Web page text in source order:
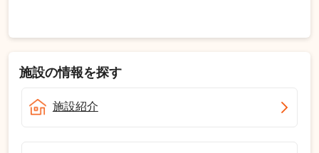
施設の情報を探す
施設紹介